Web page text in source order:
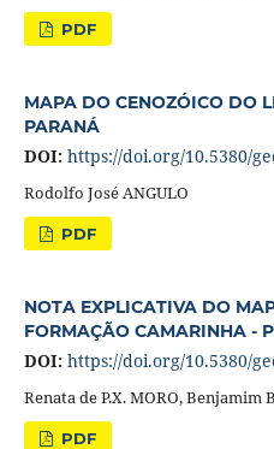
PDF
MAPA DO CENOZÓICO DO
PARANÁ
DOI: https://doi.org/10.5380/
Rodolfo José ANGULO
PDF
NOTA EXPLICATIVA DO
FORMAÇÃO CAMARINHA -
DOI: https://doi.org/10.5380/
Renata de P.X. MORO, Benjamim
PDF